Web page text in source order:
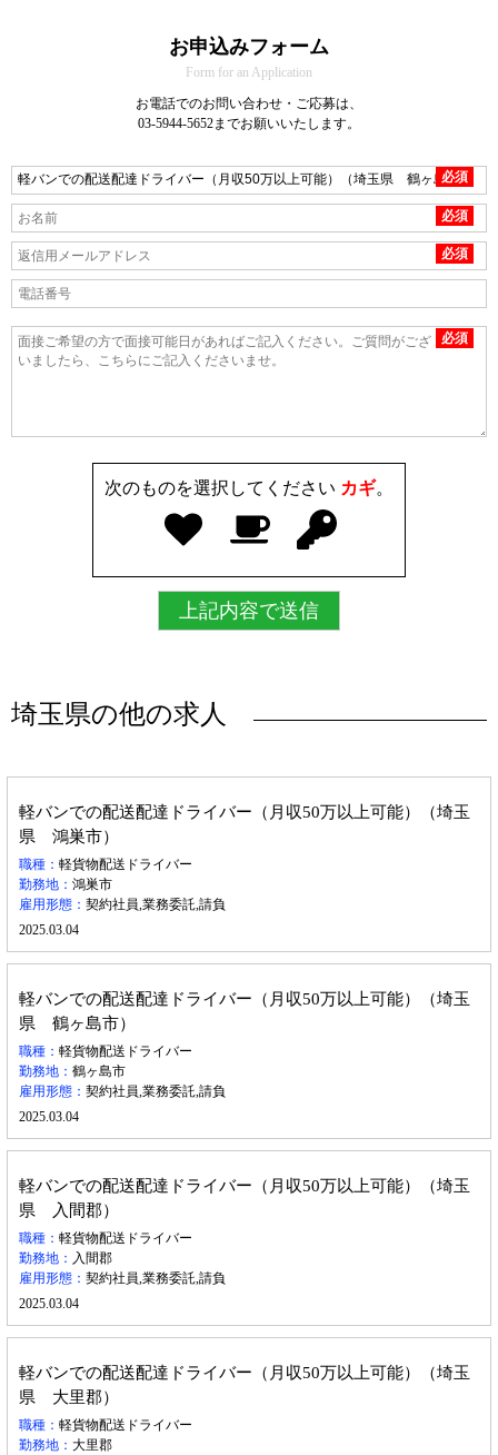
お申込みフォーム
Form for an Application
お電話でのお問い合わせ・ご応募は、
03-5944-5652までお願いいたします。
必須
必須
必須
必須
次のものを選択してください カギ。
埼玉県の他の求人
軽バンでの配送配達ドライバー（月収50万以上可能）（埼玉
県 鴻巣市）
職種： 軽貨物配送ドライバー
勤務地： 鴻巣市
雇用形態： 契約社員,業務委託,請負
2025.03.04
軽バンでの配送配達ドライバー（月収50万以上可能）（埼玉
県 鶴ヶ島市）
職種： 軽貨物配送ドライバー
勤務地： 鶴ヶ島市
雇用形態： 契約社員,業務委託,請負
2025.03.04
軽バンでの配送配達ドライバー（月収50万以上可能）（埼玉
県 入間郡）
職種： 軽貨物配送ドライバー
勤務地： 入間郡
雇用形態： 契約社員,業務委託,請負
2025.03.04
軽バンでの配送配達ドライバー（月収50万以上可能）（埼玉
県 大里郡）
職種： 軽貨物配送ドライバー
勤務地： 大里郡